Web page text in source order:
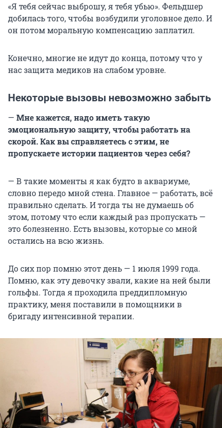
«Я тебя сейчас выброшу, я тебя убью». Фельдшер
добилась того, чтобы возбудили уголовное дело. И
он потом моральную компенсацию заплатил.
Конечно, многие не идут до конца, потому что у
нас защита медиков на слабом уровне.
Некоторые вызовы невозможно забыть
— Мне кажется, надо иметь такую
эмоциональную защиту, чтобы работать на
скорой. Как вы справляетесь с этим, не
пропускаете истории пациентов через себя?
— В такие моменты я как будто в аквариуме,
словно передо мной стена. Главное — работать, всё
правильно сделать. И тогда ты не думаешь об
этом, потому что если каждый раз пропускать —
это болезненно. Есть вызовы, которые со мной
остались на всю жизнь.
До сих пор помню этот день — 1 июля 1999 года.
Помню, как эту девочку звали, какие на ней были
гольфы. Тогда я проходила преддипломную
практику, меня поставили в помощники в
бригаду интенсивной терапии.